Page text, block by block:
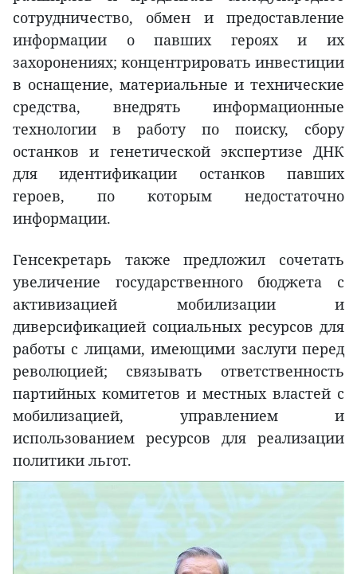
сотрудничество, обмен и предоставление
информации о павших героях и их
захоронениях; концентрировать инвестиции
в оснащение, материальные и технические
средства, внедрять информационные
технологии в работу по поиску, сбору
останков и генетической экспертизе ДНК
для идентификации останков павших
героев, по которым недостаточно
информации.
Генсекретарь также предложил сочетать
увеличение государственного бюджета с
активизацией мобилизации и
диверсификацией социальных ресурсов для
работы с лицами, имеющими заслуги перед
революцией; связывать ответственность
партийных комитетов и местных властей с
мобилизацией, управлением и
использованием ресурсов для реализации
политики льгот.